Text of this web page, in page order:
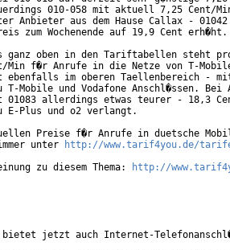
010-058 mit aktuell 7,25 Cent/
Anbieter aus dem Hause Callax -
zum Wochenende auf 19,9 Cent erh�ht.
ganz oben in den Tariftabellen steht
Min f�r Anrufe in die Netze von T-
ebenfalls im oberen Taellenbereich -
T-Mobile und Vodafone Anschl�ssen. Bei
01083 allerdings etwas teurer - 18,3
E-Plus und o2 verlangt.
Preise f�r Anrufe in duetsche
unter
http://www.tarif4you.de/
zu diesem Thema:
http://
bietet jetzt auch Internet-